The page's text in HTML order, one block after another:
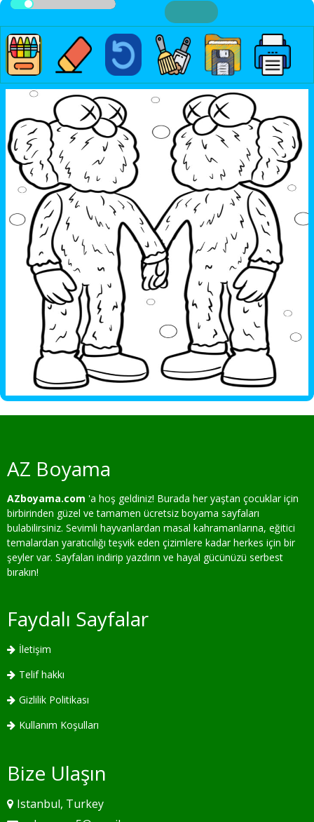
AZ Boyama
AZboyama.com 'a hoş geldiniz! Burada her yaştan çocuklar için
birbirinden güzel ve tamamen ücretsiz boyama sayfaları
bulabilirsiniz. Sevimli hayvanlardan masal kahramanlarına, eğitici
temalardan yaratıcılığı teşvik eden çizimlere kadar herkes için bir
şeyler var. Sayfaları indirip yazdırın ve hayal gücünüzü serbest
bırakın!
Faydalı Sayfalar
İletişim
Telif hakkı
Gizlilik Politikası
Kullanım Koşulları
Bize Ulaşın
Istanbul, Turkey